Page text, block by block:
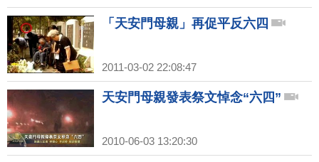
「天安門母親」再促平反六四
2011-03-02 22:08:47
天安門母親發表祭文悼念“六四”
2010-06-03 13:20:30